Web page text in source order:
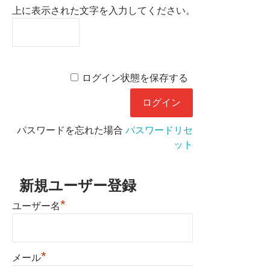
上に表示された文字を入力してください。
ログイン状態を保存する
パスワードを忘れた場合 パスワードリセ
ット
新規ユーザー登録
ユーザー名*
メール*